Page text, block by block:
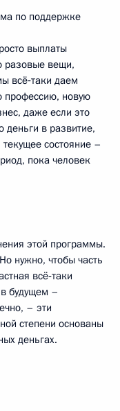
по поддержке
выплаты
разовые вещи,
всё‑таки даем
профессию, новую
даже если это
деньги в развитие,
состояние –
пока человек
этой программы.
нужно, чтобы часть
всё‑таки
будущем –
– эти
степени основаны
деньгах.